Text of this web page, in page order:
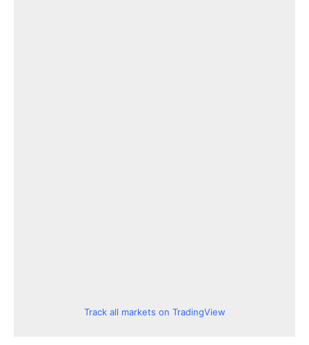
Track all markets on TradingView